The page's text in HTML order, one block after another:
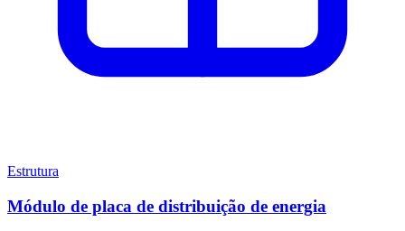
Estrutura
Módulo de placa de distribuição de energia